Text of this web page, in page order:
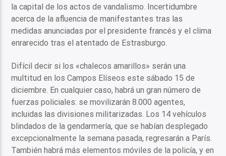
la capital de los actos de vandalismo. Incertidumbre
acerca de la afluencia de manifestantes tras las
medidas anunciadas por el presidente francés y el clima
enrarecido tras el atentado de Estrasburgo.
Difícil decir si los «chalecos amarillos» serán una
multitud en los Campos Elíseos este sábado 15 de
diciembre. En cualquier caso, habrá un gran número de
fuerzas policiales: se movilizarán 8.000 agentes,
incluidas las divisiones militarizadas. Los 14 vehículos
blindados de la gendarmería, que se habían desplegado
excepcionalmente la semana pasada, regresarán a París.
También habrá más elementos móviles de la policía, y en